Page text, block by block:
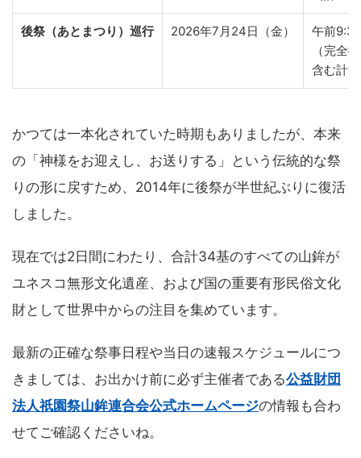
後祭（あとまつり）巡行 2026年7月24日（金）
午前
（完全
含む計
かつては一本化されていた時期もありましたが、本来
の「神様をお迎えし、お送りする」という伝統的な祭
りの形に戻すため、2014年に後祭が半世紀ぶりに復活
しました。
現在では2日間にわたり、合計34基のすべての山鉾が
ユネスコ無形文化遺産、および国の重要有形民俗文化
財として世界中からの注目を集めています。
最新の正確な祭事日程や当日の速報スケジュールにつ
きましては、お出かけ前に必ず主催者である公益財団
法人祇園祭山鉾連合会公式ホームページの情報も合わ
せてご確認くださいね。